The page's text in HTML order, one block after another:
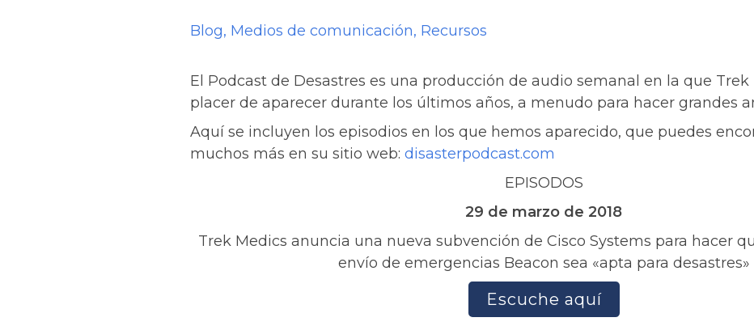
Blog, Medios de comunicación, Recursos
El Podcast de Desastres es una producción de audio semanal en la que Trek
placer de aparecer durante los últimos años, a menudo para hacer grandes
Aquí se incluyen los episodios en los que hemos aparecido, que puedes
muchos más en su sitio web: disasterpodcast.com
EPISODOS
29 de marzo de 2018
Trek Medics anuncia una nueva subvención de Cisco Systems para hacer
envío de emergencias Beacon sea «apta para desastres»
Escuche aquí